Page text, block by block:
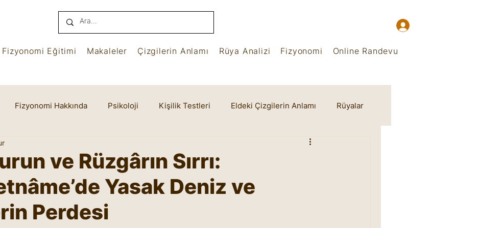
Fizyonomi Eğitimi Makaleler Çizgilerin Anlamı Rüya Analizi Fizyonomi Online Randevu
Fizyonomi Hakkında Psikoloji Kişilik Testleri Eldeki Çizgilerin Anlamı Rüyalar
ve Rüzgârın Sırrı:
Yasak Deniz ve
Perdesi